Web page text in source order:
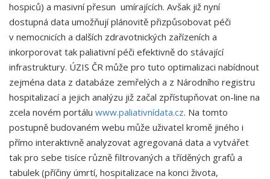
hospiců) a masivní přesun umírajících. Avšak již nyní
dostupná data umožňují plánovitě přizpůsobovat péči
v nemocnicích a dalších zdravotnických zařízeních a
inkorporovat tak paliativní péči efektivně do stávající
infrastruktury. ÚZIS ČR může pro tuto optimalizaci nabídnout
zejména data z databáze zemřelých a z Národního registru
hospitalizací a jejich analýzu již začal zpřístupňovat on-line na
zcela novém portálu www.paliativnídata.cz. Na tomto
postupně budovaném webu může uživatel kromě jiného i
přímo interaktivně analyzovat agregovaná data a vytvářet
tak pro sebe tisíce různě filtrovaných a tříděných grafů a
tabulek (příčiny úmrtí, hospitalizace na konci života,